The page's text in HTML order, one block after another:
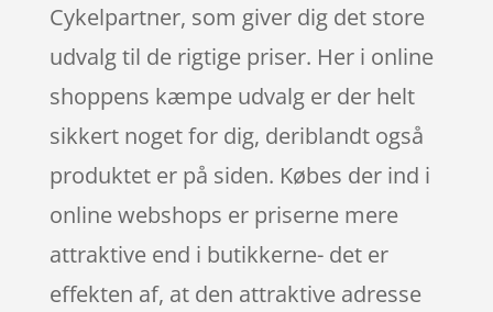
Cykelpartner, som giver dig det store
udvalg til de rigtige priser. Her i online
shoppens kæmpe udvalg er der helt
sikkert noget for dig, deriblandt også
produktet er på siden. Købes der ind i
online webshops er priserne mere
attraktive end i butikkerne- det er
effekten af, at den attraktive adresse